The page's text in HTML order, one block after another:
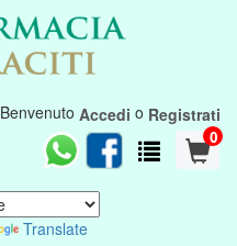
Benvenuto Accedi o Registrati
0
Translate